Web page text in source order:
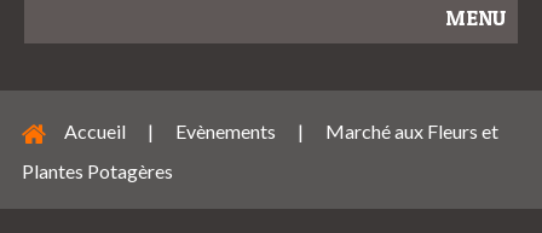
MENU
Accueil | Evènements |
Marché aux Fleurs et
Plantes Potagères